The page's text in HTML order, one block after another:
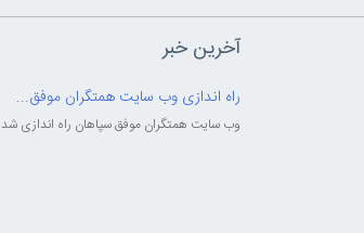
آخرین خبر
راه اندازی وب سایت همتگران موفق...
وب سایت همتگران موفق سپاهان راه اندازی شد